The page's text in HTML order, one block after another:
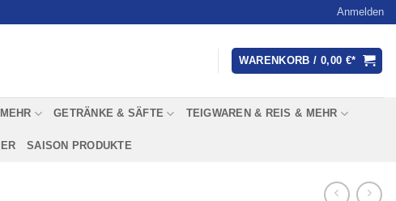
Anmelden
WARENKORB / 0,00 €
GETRÄNKE & SÄFTE TEIGWAREN & REIS & MEHR
SAISON PRODUKTE